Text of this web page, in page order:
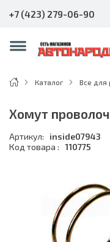
+7 (423) 279-06-90
Каталог Все для
Хомут
Артикул:
inside07943
Код товара : 110775